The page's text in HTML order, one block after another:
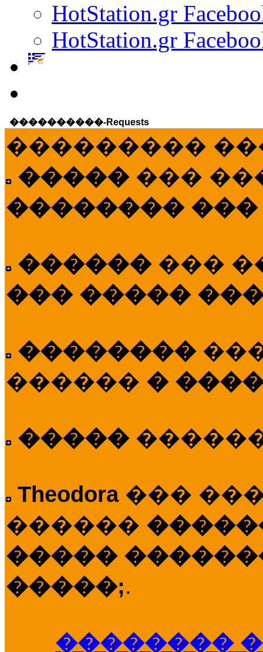
HotStation.gr
HotStation.gr
����������-Requests
���������
����� ���
��������
������ ���
��� �����
��������
������ �
�����
Theodora ���
������
�����
�����;.
��������